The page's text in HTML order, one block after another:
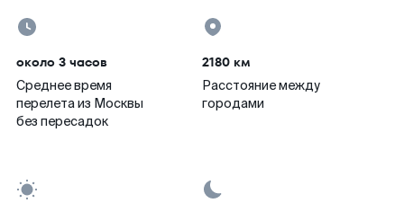
около 3 часов
Среднее время
перелета из Москвы
без пересадок
2180 км
Расстояние между
городами